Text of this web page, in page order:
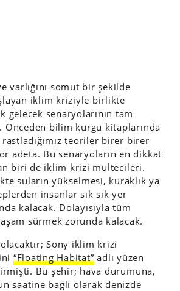
varlığını somut bir şekilde
iklim kriziyle birlikte
gelecek senaryolarının tam
Önceden bilim kurgu kitaplarında
teoriler birer birer
adeta. Bu senaryoların en dikkat
biri de iklim krizi mültecileri.
suların yükselmesi, kuraklık ya
insanlar sık sık yer
kalacak. Dolayısıyla tüm
sürmek zorunda kalacak.
olacaktır; Sony iklim krizi
“Floating Habitat” adlı yüzen
Bu şehir; hava durumuna,
saatine bağlı olarak denizde